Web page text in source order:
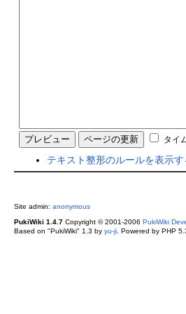
タイ
テキスト整形のルールを表示す
Site admin: anonymous
PukiWiki 1.4.7Copyright © 2001-2006 PukiWiki
Based on "PukiWiki" 1.3 by yu-ji. Powered by PHP